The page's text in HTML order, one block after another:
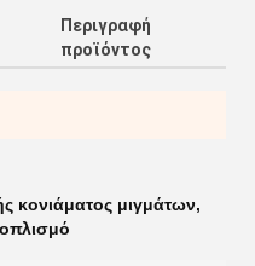
Περιγραφή
προϊόντος
κονιάματος μιγμάτων,